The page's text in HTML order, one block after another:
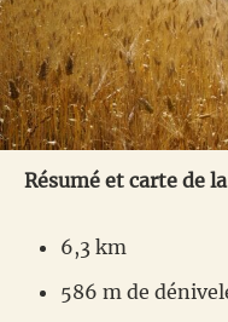
Résumé et carte de la
6,3 km
586 m de